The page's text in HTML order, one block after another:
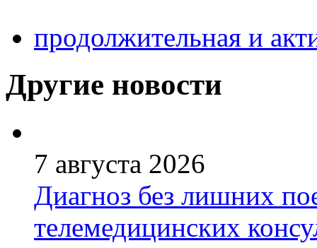
продолжительная и
Другие новости
7 августа 2026
Диагноз без лишних
телемедицинских